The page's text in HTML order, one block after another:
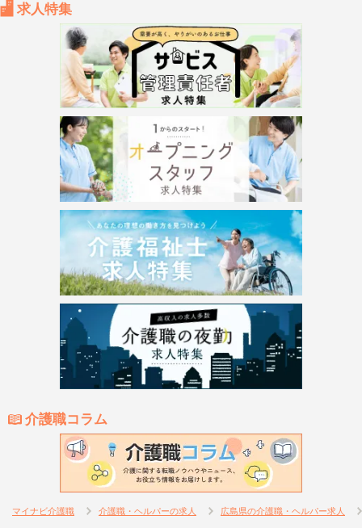
求人特集
介護職コラム
マイナビ介護職 介護職・ヘルパーの求人 広島県の介護職・ヘルパー求人